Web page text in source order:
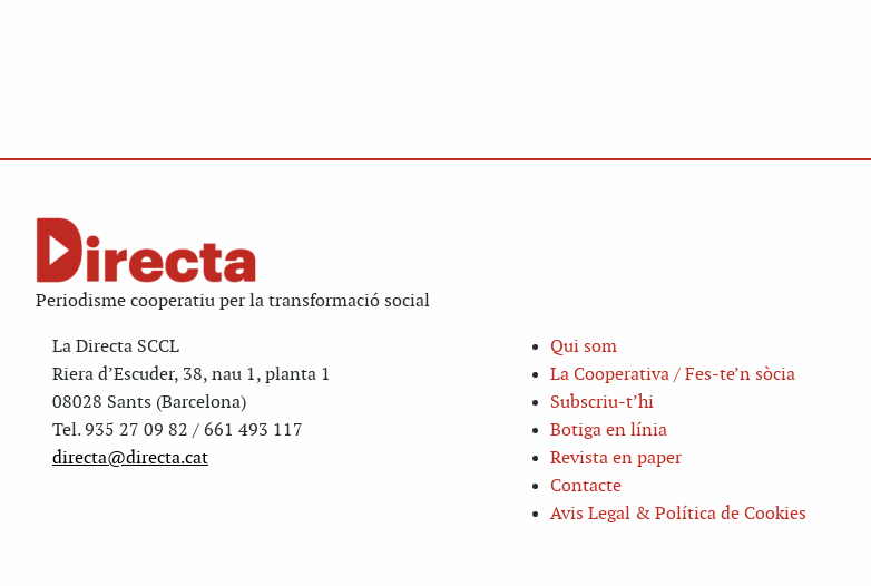
Periodisme cooperatiu per la transformació social
La Directa SCCL
Riera d’Escuder, 38, nau 1, planta 1
08028 Sants (Barcelona)
Tel. 935 27 09 82 / 661 493 117
directa@directa.cat
Qui som
La Cooperativa / Fes-te’n sòcia
Subscriu-t’hi
Botiga en línia
Revista en paper
Contacte
Avis Legal & Política de Cookies